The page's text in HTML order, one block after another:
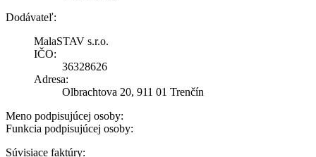
Dodávateľ:
MalaSTAV s.r.o.
IČO:
36328626
Adresa:
Olbrachtova 20, 911 01 Trenčín
Meno podpisujúcej osoby:
Funkcia podpisujúcej osoby:
Súvisiace faktúry: